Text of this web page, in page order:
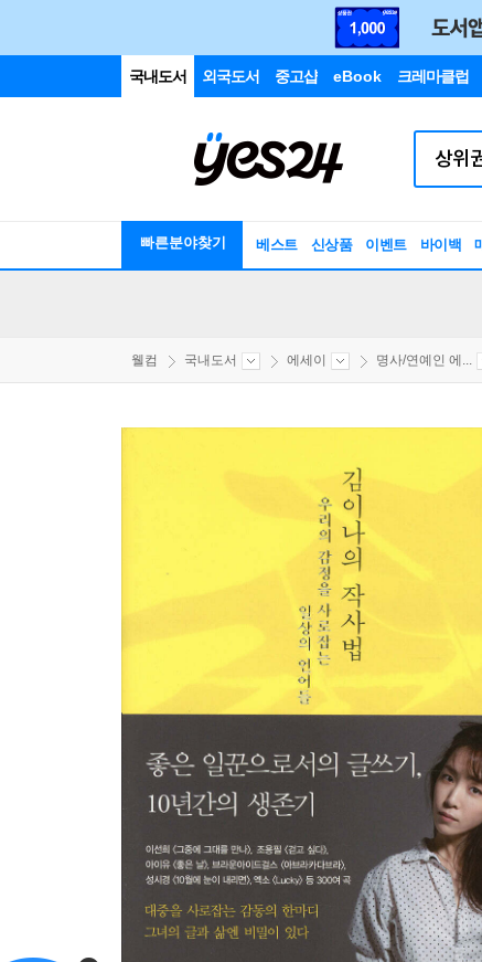
국내도서 외국도서 중고샵 eBook 크레마클럽
빠른분야찾기 베스트 신상품 이벤트 바이백
웰컴 국내도서 에세이 명사/연예인 에...